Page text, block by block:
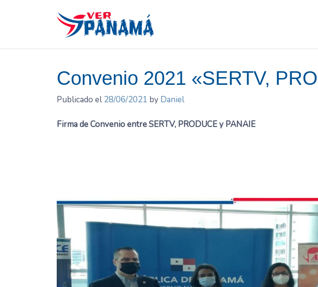
Convenio 2021 «SERTV,
Publicado el28/06/2021 by Daniel
Firma de Convenio entre SERTV, PRODUCE y PANAIE